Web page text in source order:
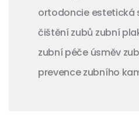
ortodoncie estetická
čištění zubů zubní
zubní péče úsměv
prevence zubního